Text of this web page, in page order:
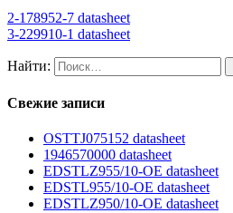
2-178952-7 datasheet
3-229910-1 datasheet
Найти:
Свежие записи
OSTTJ075152 datasheet
1946570000 datasheet
EDSTLZ955/10-OE datasheet
EDSTL955/10-OE datasheet
EDSTLZ950/10-OE datasheet